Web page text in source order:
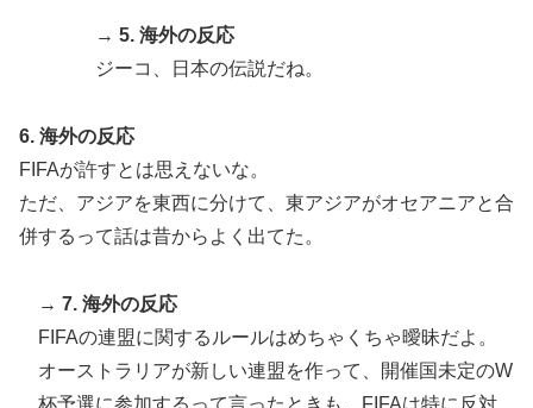
イマナガ節を炸裂「NPBでは面白さが必須条件なの？」
海外「StumbleUponが恋しいんじゃない、あの頃のネッ
話
▶
海外の反応：熊本の病院で手術中に熊本地震が発生、大
揺れの中でも患者を守った医師たちの対応ぶりに海外大
入に異議申す！ドーム球場でやれ
▶ 増水した川に取り残されたアライグマ、パドルボードで
救助されて人の脚の下に潜り込む【海外の反応】
→ 5. 海外の反応
ジーコ、日本の伝説だね。
6. 海外の反応
FIFAが許すとは思えないな。
ただ、アジアを東西に分けて、東アジアがオセアニアと合
併するって話は昔からよく出てた。
→ 7. 海外の反応
FIFAの連盟に関するルールはめちゃくちゃ曖昧だよ。
オーストラリアが新しい連盟を作って、開催国未定のW
杯予選に参加するって言ったときも、FIFAは特に反対